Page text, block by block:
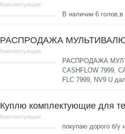
Комплектующие
В наличии 6
РАСПРОДАЖА
Комплектующие
РАСПРОДАЖА
CASHFLOW 7999,
FLC 7999, NV9 U
Куплю комплектующие для
Комплектующие
покупаю дорого б/